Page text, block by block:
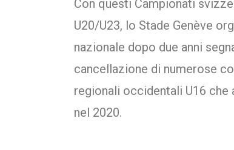
Con questi Campionati
U20/U23, lo Stade Genève
nazionale dopo due anni
cancellazione di numerose
regionali occidentali U16
nel 2020.